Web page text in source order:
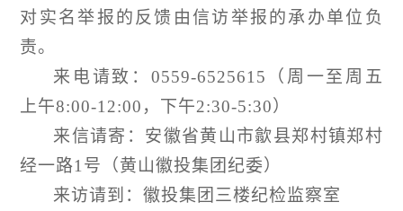
对实名举报的反馈由信访举报的承办单位负
责。
来电请致 ： 0559-6525615（周一至周五
上午8:00-12:00，下午2:30-5:30）
来信请寄： 安徽省黄山市歙县郑村镇郑村
经一路1号
（黄山徽投集团纪委）
来访请到：徽投集团三楼纪检监察室